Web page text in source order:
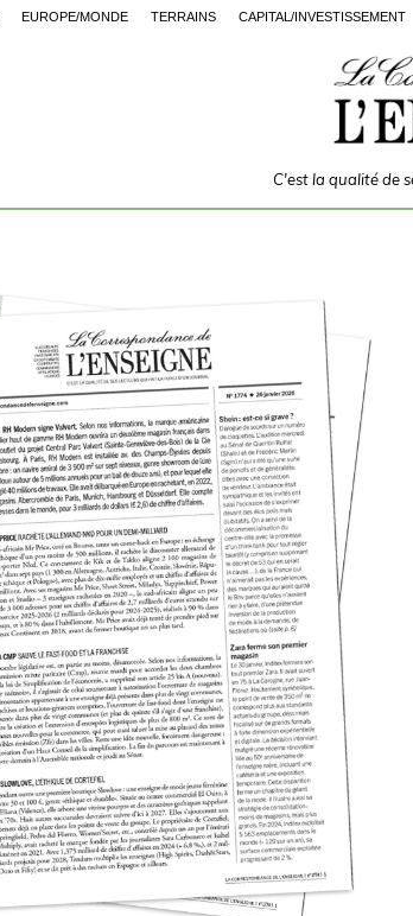
EUROPE/MONDE TERRAINS CAPITAL/INVESTISSEMENT
C'est la qualité de